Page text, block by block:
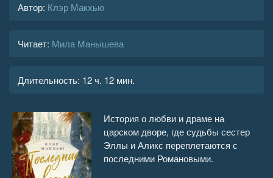
11
15
26:56
16
17
Автор: Клэр Макхью
Читает: Мила Манышева
Длительность: 12 ч. 12 мин.
История о любви и драме на
царском дворе, где судьбы сестер
Эллы и Аликс переплетаются с
последними Романовыми.